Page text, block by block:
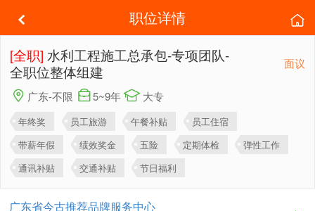
职位详情
[全职] 水利工程施工总承包-专项团队-
全职位整体组建
面议
广东-不限 5~9年 大专
年终奖 员工旅游 午餐补贴
员工住宿
带薪年假
绩效奖金 五险 定期体检
弹性工作
通讯补贴
交通补贴 节日福利
广东省今古推荐品牌服务中心